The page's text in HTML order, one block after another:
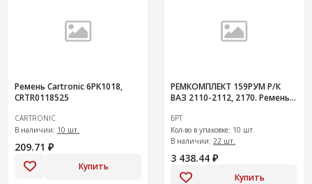
Ремень Cartronic 6PK1018,
CRTR0118525
CARTRONIC
В наличии: 10 шт.
209.71 ₽
Купить
РЕМКОМПЛЕКТ 159РУМ Р/К
ВАЗ 2110-2112, 2170. Ремень
роликом 10 шт
БРТ
Кол-во в упаковке: 10 шт.
В наличии: 22 шт.
3 438.44 ₽
Купить